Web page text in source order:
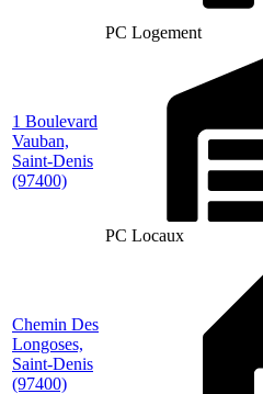
PC Logement
1 Boulevard
Vauban,
Saint-Denis
(97400)
PC Locaux
Chemin Des
Longoses,
Saint-Denis
(97400)